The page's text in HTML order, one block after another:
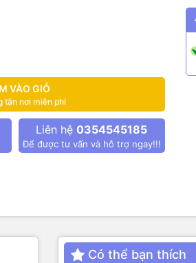
VÀO GIỎ
tận nơi miễn phí
Liên hệ 0354545185
Để được tư vấn và hỗ trợ ngay!!!
Có thể bạn thích